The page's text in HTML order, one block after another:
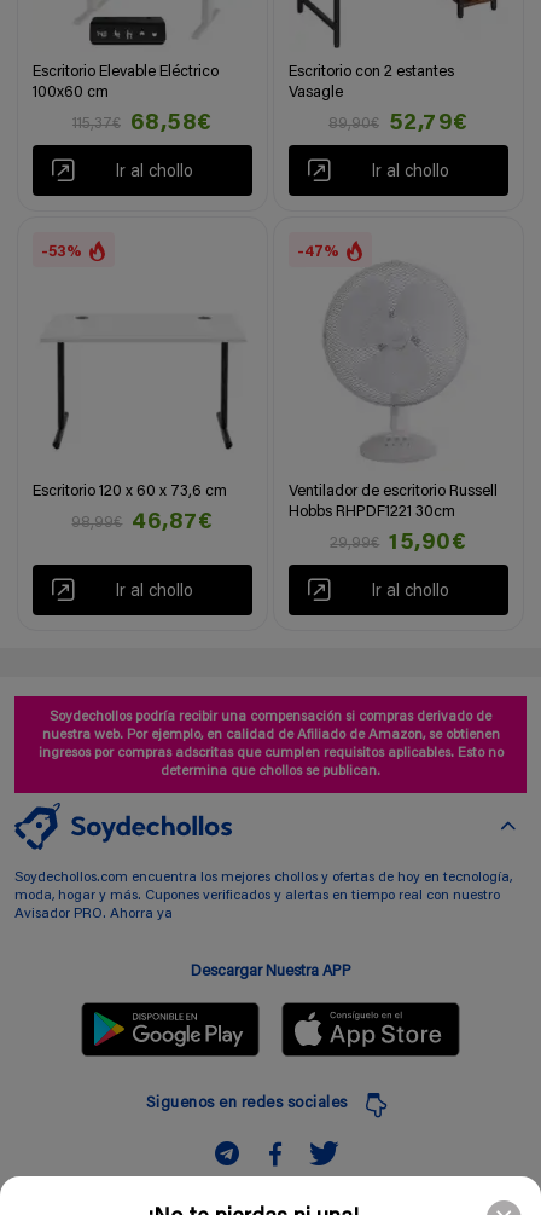
Escritorio Elevable Eléctrico
100x60 cm
115,37€
68,58€
Ir al chollo
Escritorio con 2 estantes
Vasagle
89,90€
52,79€
Ir al chollo
-53%
Escritorio 120 x 60 x 73,6 cm
98,99€
46,87€
Ir al chollo
-47%
Ventilador de escritorio Russell
Hobbs RHPDF1221 30cm
29,99€
15,90€
Ir al chollo
Soydechollos podría recibir una compensación si compras derivado de
nuestra web. Por ejemplo, en calidad de Afiliado de Amazon, se obtienen
ingresos por compras adscritas que cumplen requisitos aplicables. Esto no
determina que chollos se publican.
Soydechollos.com encuentra los mejores chollos y ofertas de hoy en tecnología,
moda, hogar y más. Cupones verificados y alertas en tiempo real con nuestro
Avisador PRO. Ahorra ya
Descargar Nuestra APP
Siguenos en redes sociales
Suscribir